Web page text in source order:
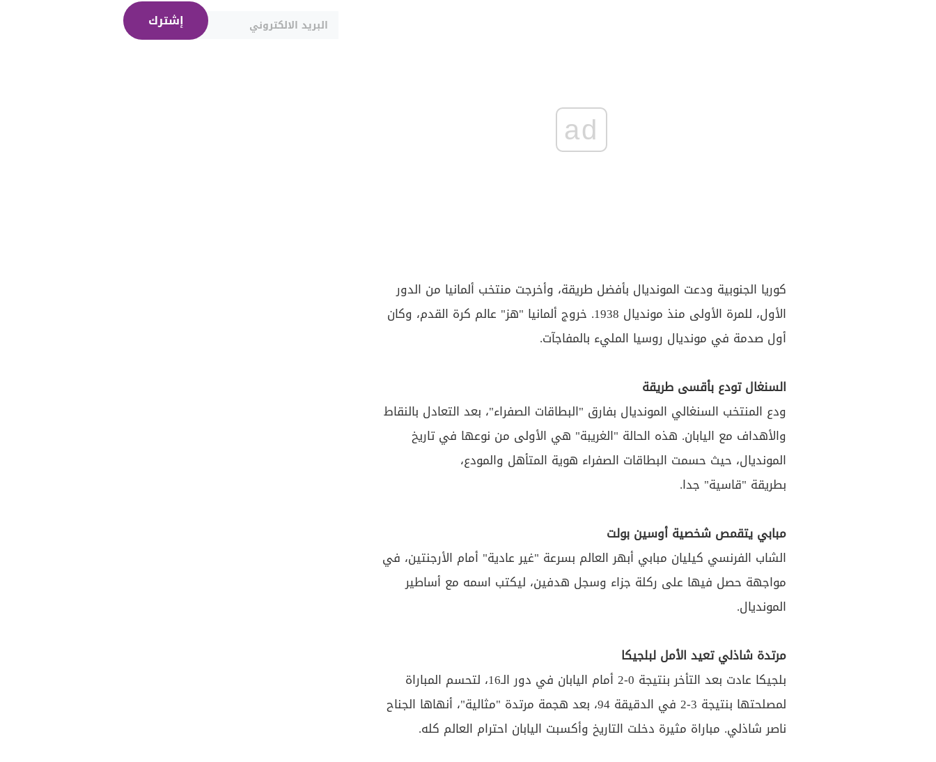
ad
كوريا الجنوبية ودعت المونديال بأفضل طريقة، وأخرجت منتخب ألمانيا من الدور
الأول، للمرة الأولى منذ مونديال 1938. خروج ألمانيا "هز" عالم كرة القدم، وكان
أول صدمة في مونديال روسيا المليء بالمفاجآت.
السنغال تودع بأقسى طريقة
ودع المنتخب السنغالي المونديال بفارق "البطاقات الصفراء"، بعد التعادل بالنقاط
والأهداف مع اليابان. هذه الحالة "الغريبة" هي الأولى من نوعها في تاريخ
المونديال، حيث حسمت البطاقات الصفراء هوية المتأهل والمودع،
بطريقة "قاسية" جدا.
مبابي يتقمص شخصية أوسين بولت
الشاب الفرنسي كيليان مبابي أبهر العالم بسرعة "غير عادية" أمام الأرجنتين، في
مواجهة حصل فيها على ركلة جزاء وسجل هدفين، ليكتب اسمه مع أساطير
المونديال.
مرتدة شاذلي تعيد الأمل لبلجيكا
بلجيكا عادت بعد التأخر بنتيجة 0-2 أمام اليابان في دور الـ16، لتحسم المباراة
لمصلحتها بنتيجة 3-2 في الدقيقة 94، بعد هجمة مرتدة "مثالية"، أنهاها الجناح
ناصر شاذلي. مباراة مثيرة دخلت التاريخ وأكسبت اليابان احترام العالم كله.
إشترك